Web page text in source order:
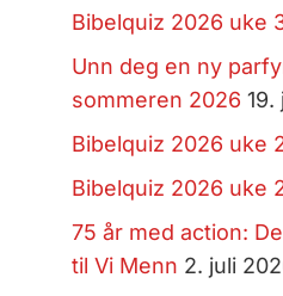
Bibelquiz 2026 uke
Unn deg en ny
sommeren 2026 19.
Bibelquiz 2026 uke
Bibelquiz 2026 uke
75 år med action:
til Vi Menn 2. juli